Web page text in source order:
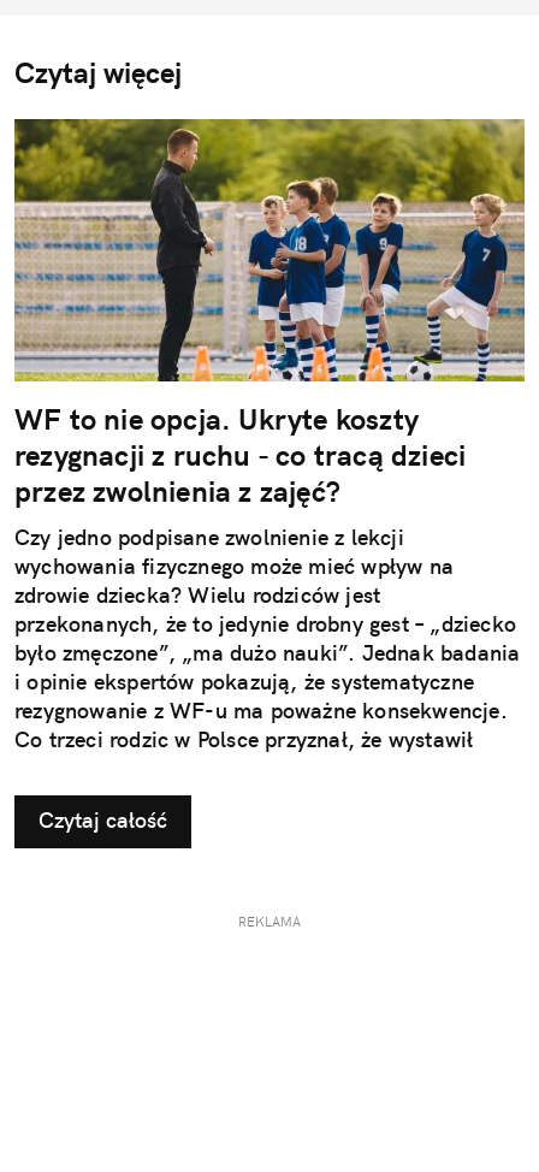
Czytaj więcej
WF to nie opcja. Ukryte koszty
rezygnacji z ruchu - co tracą dzieci
przez zwolnienia z zajęć?
Czy jedno podpisane zwolnienie z lekcji
wychowania fizycznego może mieć wpływ na
zdrowie dziecka? Wielu rodziców jest
przekonanych, że to jedynie drobny gest – „dziecko
było zmęczone”, „ma dużo nauki”. Jednak badania
i opinie ekspertów pokazują, że systematyczne
rezygnowanie z WF-u ma poważne konsekwencje.
Co trzeci rodzic w Polsce przyznał, że wystawił
ruchowych. Ta pozornie niewinna decyzja w
dłuższej perspektywie odbiera najmłodszym szansę
na prawidłowy rozwój i budowanie odporności, a
ujawniają się dopiero w dorosłym życiu.
Czytaj całość
REKLAMA